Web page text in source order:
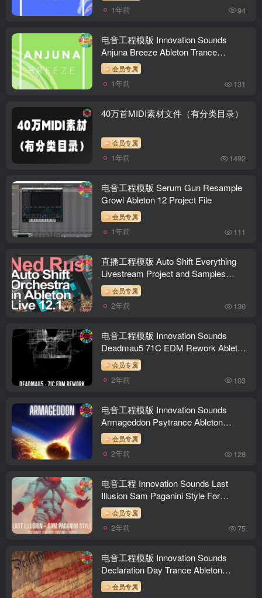
1年前 94
电音工程模版 Innovation Sounds
Anjuna Breeze Ableton Trance
Template
会员专属
1年前 131
40万首MIDI素材文件（有分类目录）
会员专属
1年前 1492
电音工程模版 Serum Gun Resample
Growl Ableton 12 Project File
会员专属
1年前 111
直播工程模版 Auto Shift Everything
Livestream Project and Samples
Ableton Project
会员专属
2年前 130
电音工程模版 Innovation Sounds
Deadmau5 71C EDM Rework Ableton
Live会员专属
2年前 103
电音工程模版 Innovation Sounds
Armageddon Psytrance Ableton
Template
会员专属
2年前 128
电音工程 Innovation Sounds Last
Illusion Sam Paganini Style For
Ableton Live
会员专属
2年前 75
电音工程模版 Innovation Sounds
Declaration Day Trance Ableton
Template
会员专属